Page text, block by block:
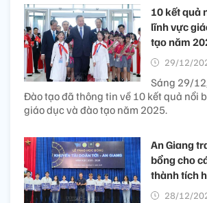
10 kết quả
lĩnh vực
tạo năm
29/12/
Sáng 29/
Đào tạo đã thông tin về 10 kết quả nổi
giáo dục và đào tạo năm 2025.
An Giang
bổng cho
thành tích
28/12/